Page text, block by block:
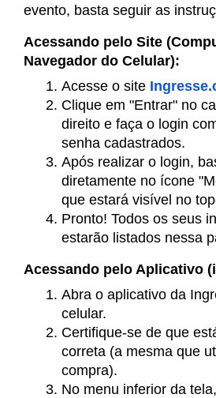
evento, basta seguir as
Acessando pelo Site
Navegador do Celular):
Acesse o site
Clique em "Entrar" no
direito e faça o login
senha cadastrados.
Após realizar o login,
diretamente no ícone
que estará visível no
Pronto! Todos os seus
estarão listados nessa
Acessando pelo Aplicativo
Abra o aplicativo da
celular.
Certifique-se de que
correta (a mesma que
compra).
No menu inferior da